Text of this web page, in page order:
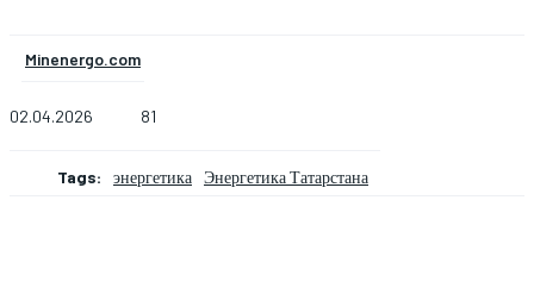
Minenergo.com
02.04.2026 81
Tags: энергетика Энергетика Татарстана